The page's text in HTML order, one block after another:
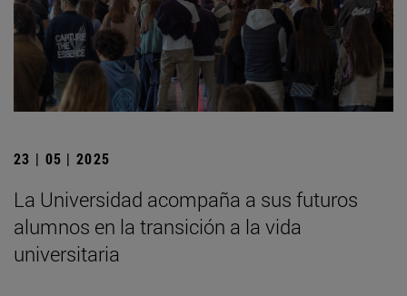
23 | 05 | 2025
La Universidad acompaña a sus futuros
alumnos en la transición a la vida
universitaria